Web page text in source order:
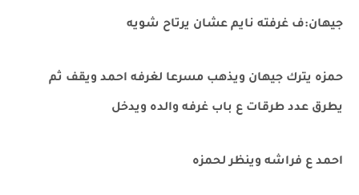
جيهان:ف غرفته نايم عشان يرتاح شويه
حمزه يترك جيهان ويذهب مسرعا لغرفه احمد ويقف ثم
يطرق عدد طرقات ع باب غرفه والده ويدخل
احمد ع فراشه وينظر لحمزه